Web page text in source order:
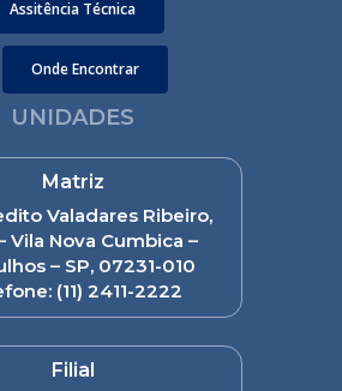
Assitência Técnica
Onde Encontrar
UNIDADES
Matriz
Valadares Ribeiro,
Vila Nova Cumbica –
– SP, 07231-010
(11) 2411-2222
Filial